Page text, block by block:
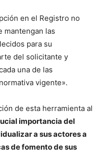
en el Registro no
mantengan las
para su
del solicitante y
una de las
vigente».
de esta herramienta al
importancia del
a sus actores a
de fomento de sus